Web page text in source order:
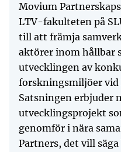
Movium
LTV-fakulteten på
till att främja
aktörer inom hållbar
utvecklingen av
forskningsmiljöer
Satsningen erbjuder
utvecklingsprojekt
genomför i nära
Partners, det vill